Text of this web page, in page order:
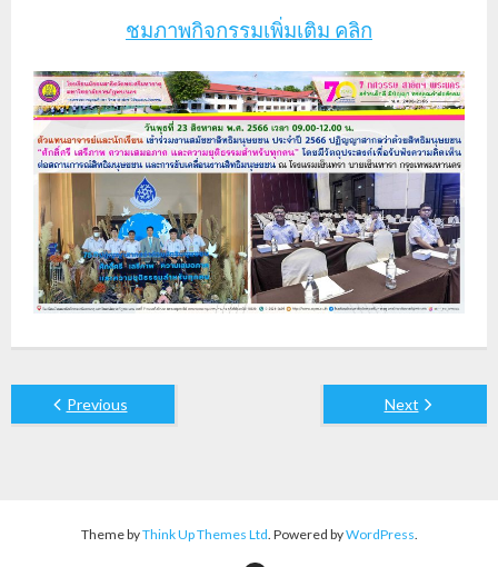
ชมภาพกิจกรรมเพิ่มเติม คลิก
Previous Next
Theme byThink Up Themes Ltd. Powered byWordPress.